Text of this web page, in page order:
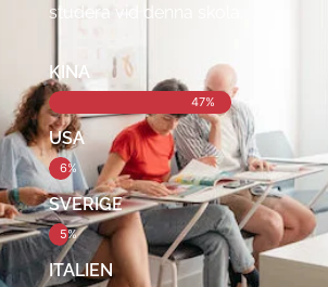
studera vid denna skola.
KINA
47%
USA
6%
SVERIGE
5%
ITALIEN